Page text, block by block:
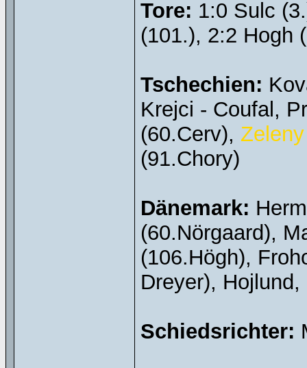
Tore: 1:0 Sulc
(101.), 2:2 Hogh
Tschechien:
Krejci - Coufal,
(60.Cerv), Zeleny
(91.Chory)
Dänemark:
(60.Nörgaard),
(106.Högh),
Dreyer),
Schiedsrichter: